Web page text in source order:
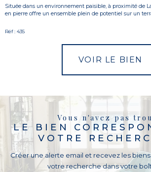
Située dans un environnement paisible, à proximité de
en pierre offre un ensemble plein de potentiel sur un
Réf : 435
VOIR LE BIEN
Vous n'avez pas
LE BIEN
VOTRE
Créer une alerte email et recevez les
votre recherche dans votre